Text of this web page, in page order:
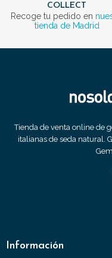
COLLECT
Recoge tu pedido en
tienda de Madrid
Tienda de venta online de
italianas de seda natural.
Información